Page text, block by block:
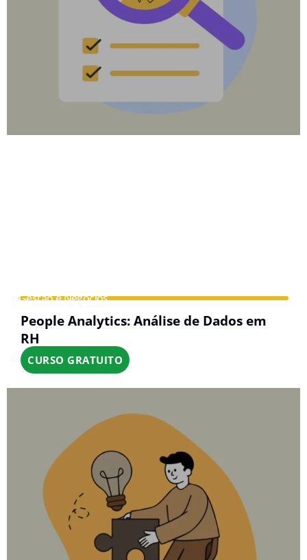
Gestão e Negócios
People Analytics: Análise de Dados em
RH
CURSO GRATUITO